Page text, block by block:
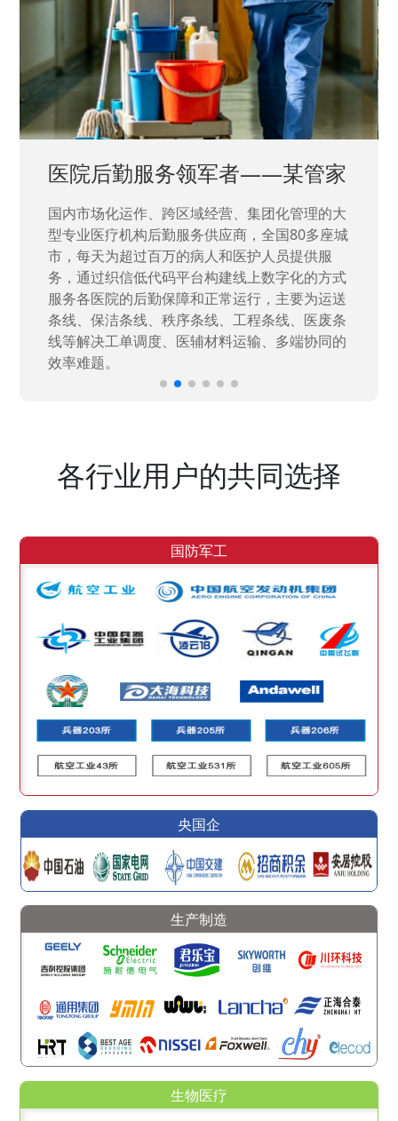
中国兵器工业集团——银光化学
国家“一五”期间156个重点项目之一。属于国家
高新技术企业，在信息化升级建设中，存在大
量“小、散、碎”的信息化需求，需要投入大量人
力资源进行开发，通过引入织信低代码平台，解
决当下遇到的各类业务难题，提升整体的IT研发
效率。
各行业用户的共同选择
国防军工
央国企
生产制造
生物医疗